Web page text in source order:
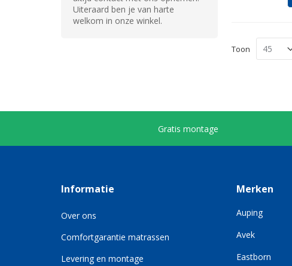
Toon
Uiteraard ben je van harte
welkom in onze winkel.
Gratis montage
Informatie
Over ons
Comfortgarantie matrassen
Levering en montage
Merken
Auping
Avek
Eastborn